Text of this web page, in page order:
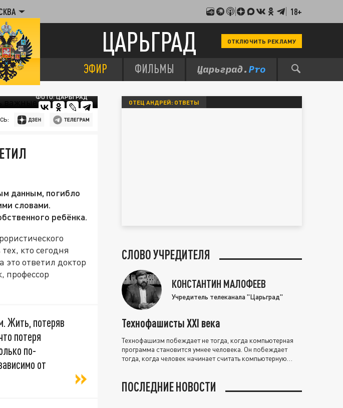
18+
ЦАРЬГРАД ОТКЛЮЧИТЬ РЕКЛАМУ
ЭФИР ФИЛЬМЫ
ФОТО: ЦАРЬГРАД
данным, погибло
словами.
ребёнка.
кто сегодня
ответил доктор
профессор
Жить, потеряв
потеря
по-
от
ОТЕЦ АНДРЕЙ: ОТВЕТЫ
СЛОВО УЧРЕДИТЕЛЯ
КОНСТАНТИН МАЛОФЕЕВ
Учредитель телеканала "Царьград"
Технофашисты XXI века
Технофашизм побеждает не тогда, когда компьютерная
программа становится умнее человека. Он побеждает
тогда, когда человек начинает считать компьютерную
ПОСЛЕДНИЕ НОВОСТИ